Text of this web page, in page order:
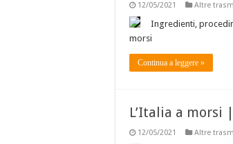
12/05/2021 Altre
Ingredienti,
morsi
Continua a leggere »
L’Italia a morsi
12/05/2021 Altre